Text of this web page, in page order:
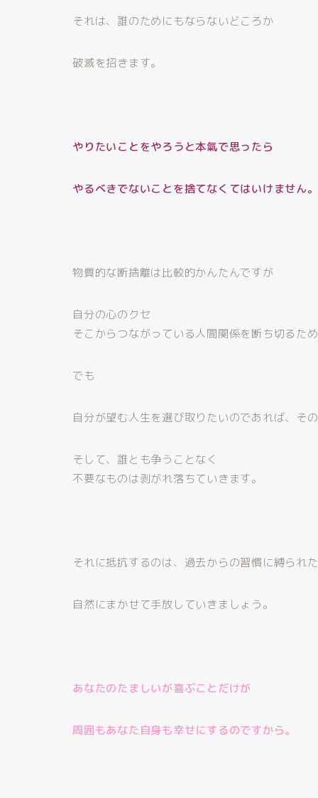
それは、誰のためにもならないどころか
破滅を招きます。
やりたいことをやろうと本氣で思ったら
やるべきでないことを捨てなくてはいけません。
物質的な断捨離は比較的かんたんですが
自分の心のクセ
そこからつながっている人間関係を断ち切るた
でも
自分が望む人生を選び取りたいのであれば、そ
そして、誰とも争うことなく
不要なものは剥がれ落ちていきます。
それに抵抗するのは、過去からの習慣に縛られた
自然にまかせて手放していきましょう。
あなたのたましいが喜ぶことだけが
周囲もあなた自身も幸せにするのですから。